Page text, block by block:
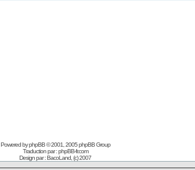
Powered byphpBB© 2001, 2005 phpBB Group
Traduction par :phpBB-fr.com
Design par :BacoLand, (c) 2007